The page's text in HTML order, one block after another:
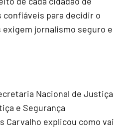
para decidir o
jornalismo seguro e
Nacional de Justiça
e Segurança
Carvalho explicou como vai